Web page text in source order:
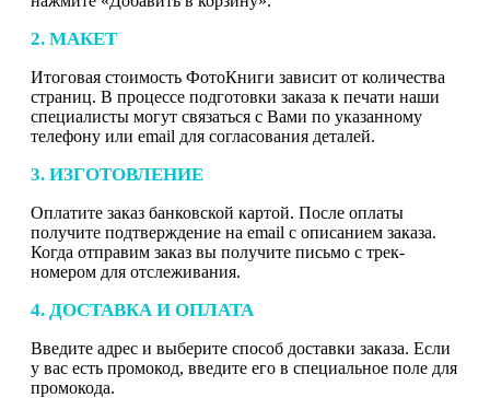
2. МАКЕТ
Итоговая стоимость ФотоКниги зависит от количества
страниц. В процессе подготовки заказа к печати наши
специалисты могут связаться с Вами по указанному
телефону или email для согласования деталей.
3. ИЗГОТОВЛЕНИЕ
Оплатите заказ банковской картой. После оплаты
получите подтверждение на email с описанием заказа.
Когда отправим заказ вы получите письмо с трек-
номером для отслеживания.
4. ДОСТАВКА И ОПЛАТА
Введите адрес и выберите способ доставки заказа. Если
у вас есть промокод, введите его в специальное поле для
промокода.